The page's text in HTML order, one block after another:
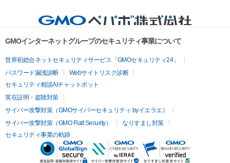
GMOインターネットグループのセキュリティ事業について
世界初総合ネットセキュリティサービス「GMOセキュリティ24」
パスワード漏洩診断
Webサイトリスク診断
セキュリティ相談AIチャットボット
実在証明・盗聴対策
サイバー攻撃対策（GMOサイバーセキュリティ byイエラエ）
サイバー攻撃対策（GMO Flatt Security）
なりすまし対策
セキュリティ事業の軌跡